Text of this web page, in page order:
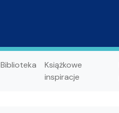
Biblioteka
Książkowe
inspiracje